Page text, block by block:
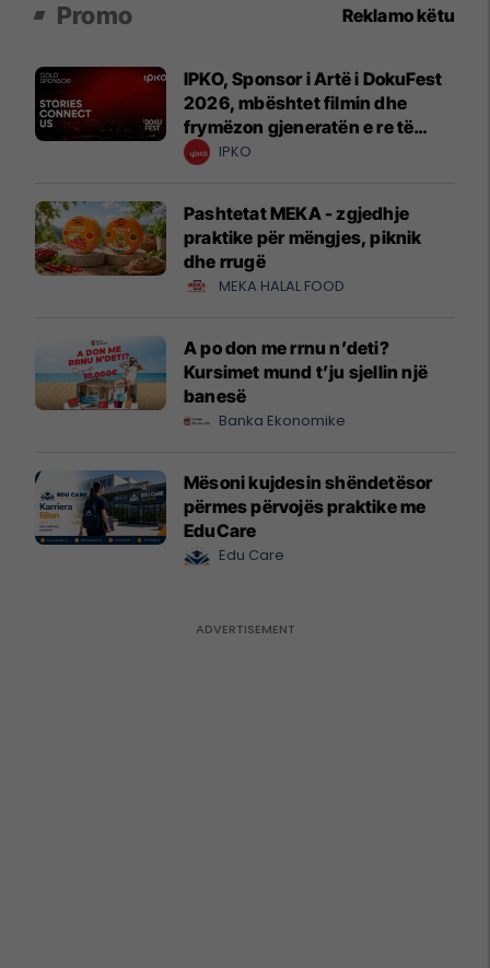
Promo Reklamo këtu
IPKO, Sponsor i Artë i DokuFest
2026, mbështet filmin dhe
frymëzon gjeneratën e re të
krijuesve
IPKO
Pashtetat MEKA - zgjedhje
praktike për mëngjes, piknik
dhe rrugë
MEKA HALAL FOOD
A po don me rrnu n’deti?
Kursimet mund t’ju sjellin një
banesë
Banka Ekonomike
Mësoni kujdesin shëndetësor
përmes përvojës praktike me
EduCare
Edu Care